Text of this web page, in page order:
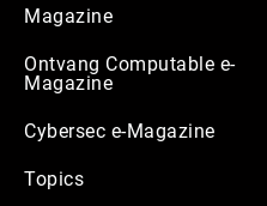
Magazine
Ontvang Computable e-
Magazine
Cybersec e-Magazine
Topics